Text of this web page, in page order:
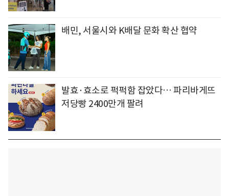
배민, 서울시와 K배달 문화 확산 협약
발효·효소로 퍽퍽함 잡았다… 파리바게뜨
저당빵 2400만개 팔려